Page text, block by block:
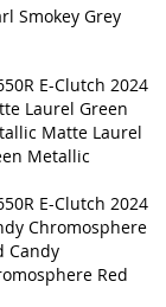
Smokey Grey
E-Clutch 2024
Laurel Green
Matte Laurel
Metallic
E-Clutch 2024
Chromosphere
Candy
Red